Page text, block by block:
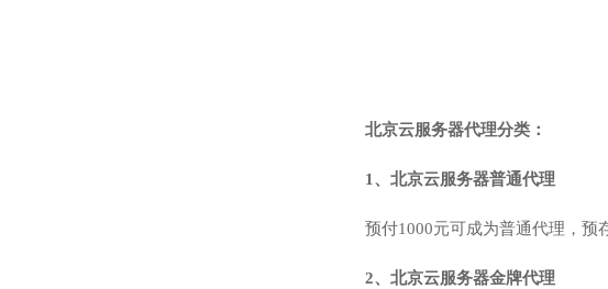
北京云服务器代理分类：
1、北京云服务器普通代理
预付1000元可成为普通代理，预
2、北京云服务器金牌代理